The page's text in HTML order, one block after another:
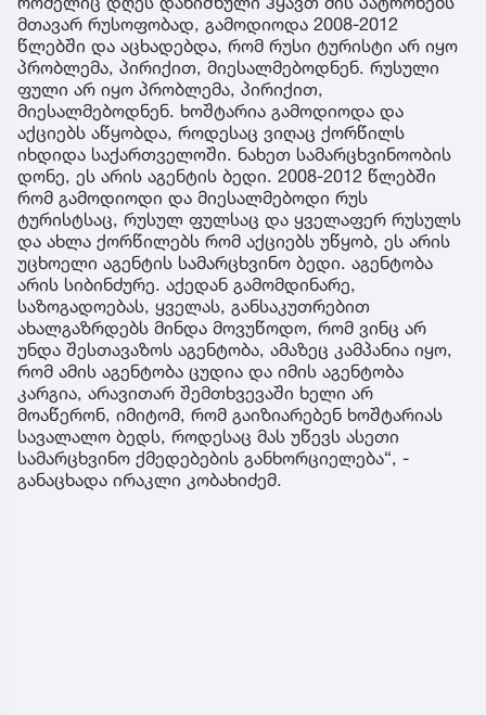
მთავარ რუსოფობად, გამოდიოდა 2008-2012
წლებში და აცხადებდა, რომ რუსი ტურისტი არ იყო
პრობლემა, პირიქით, მიესალმებოდნენ. რუსული
ფული არ იყო პრობლემა, პირიქით,
მიესალმებოდნენ. ხოშტარია გამოდიოდა და
აქციებს აწყობდა, როდესაც ვიღაც ქორწილს
იხდიდა საქართველოში. ნახეთ სამარცხვინოობის
დონე, ეს არის აგენტის ბედი. 2008-2012 წლებში
რომ გამოდიოდი და მიესალმებოდი რუს
ტურისტსაც, რუსულ ფულსაც და ყველაფერ რუსულს
და ახლა ქორწილებს რომ აქციებს უწყობ, ეს არის
უცხოელი აგენტის სამარცხვინო ბედი. აგენტობა
არის სიბინძურე. აქედან გამომდინარე,
საზოგადოებას, ყველას, განსაკუთრებით
ახალგაზრდებს მინდა მოვუწოდო, რომ ვინც არ
უნდა შესთავაზოს აგენტობა, ამაზეც კამპანია იყო,
რომ ამის აგენტობა ცუდია და იმის აგენტობა
კარგია, არავითარ შემთხვევაში ხელი არ
მოაწერონ, იმიტომ, რომ გაიზიარებენ ხოშტარიას
სავალალო ბედს, როდესაც მას უწევს ასეთი
სამარცხვინო ქმედებების განხორციელება“, -
განაცხადა ირაკლი კობახიძემ.